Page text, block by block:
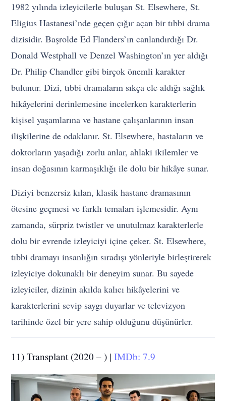
1982 yılında izleyicilerle buluşan St. Elsewhere, St.
Eligius Hastanesi’nde geçen çığır açan bir tıbbi drama
dizisidir. Başrolde Ed Flanders’ın canlandırdığı Dr.
Donald Westphall ve Denzel Washington’ın yer aldığı
Dr. Philip Chandler gibi birçok önemli karakter
bulunur. Dizi, tıbbi dramaların sıkça ele aldığı sağlık
hikâyelerini derinlemesine incelerken karakterlerin
kişisel yaşamlarına ve hastane çalışanlarının insan
ilişkilerine de odaklanır. St. Elsewhere, hastaların ve
doktorların yaşadığı zorlu anlar, ahlaki ikilemler ve
insan doğasının karmaşıklığı ile dolu bir hikâye sunar.
Diziyi benzersiz kılan, klasik hastane dramasının
ötesine geçmesi ve farklı temaları işlemesidir. Aynı
zamanda, sürpriz twistler ve unutulmaz karakterlerle
dolu bir evrende izleyiciyi içine çeker. St. Elsewhere,
tıbbi dramayı insanlığın sıradışı yönleriyle birleştirerek
izleyiciye dokunaklı bir deneyim sunar. Bu sayede
izleyiciler, dizinin akılda kalıcı hikâyelerini ve
karakterlerini sevip saygı duyarlar ve televizyon
tarihinde özel bir yere sahip olduğunu düşünürler.
11) Transplant (2020 – ) |IMDb: 7.9